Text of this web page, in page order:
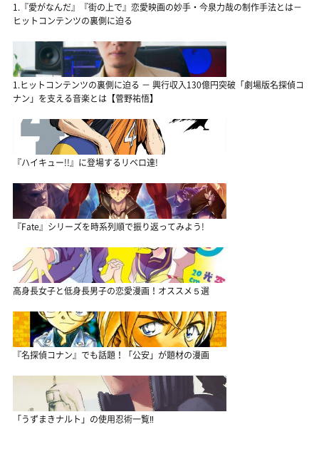
1.『愛がなんだ』『街の上で』恋愛映画の妙手・今泉力哉の制作手法とは－
ヒットコンテンツの裏側に迫る
1.ヒットコンテンツの裏側に迫る － 興行収入130億円突破「劇場版名探偵コ
ナン」を支える音楽とは【菅野祐悟】
『ハイキュー!!』に登場するリベロ達!
『Fate』シリーズを時系列順で振り返ってみよう!
高身長女子と低身長男子の恋愛漫画！オススメ５選
『名探偵コナン』でも話題！「公安」が題材の漫画
「うずまきナルト」の使用忍術一覧‼